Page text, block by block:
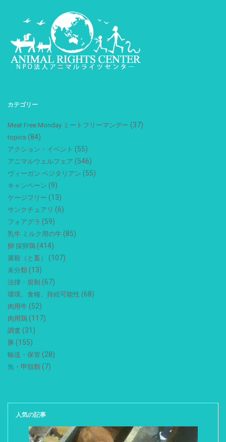
カテゴリー
Meat Free Monday ミートフリーマンデー (37)
topics (84)
アクション・イベント (55)
アニマルウェルフェア (546)
ヴィーガン ベジタリアン (55)
キャンペーン (9)
ケージフリー (13)
サンクチュアリ (6)
フォアグラ (59)
乳牛 ミルク用の牛 (85)
卵 採卵鶏 (414)
屠殺（と畜） (107)
未分類 (13)
法律・規制 (67)
環境、食糧、持続可能性 (68)
肉用牛 (52)
肉用鶏 (117)
調査 (31)
豚 (155)
輸送・保管 (28)
魚・甲殻類 (7)
人気の記事